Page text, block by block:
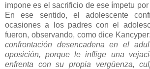
impone es el sacrificio de ese ímpetu
En ese sentido, el adolescente
ocasiones a los padres con el
fueron, observando, como dice
confrontación desencadena en el
oposición, porque le inflige una
enfrenta con su propia vergüenza,